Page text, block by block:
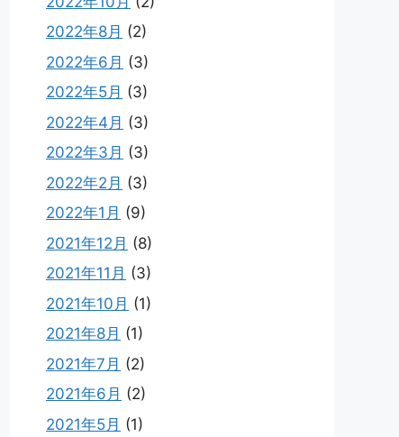
2022年8月 (2)
2022年6月 (3)
2022年5月 (3)
2022年4月 (3)
2022年3月 (3)
2022年2月 (3)
2022年1月 (9)
2021年12月 (8)
2021年11月 (3)
2021年10月 (1)
2021年8月 (1)
2021年7月 (2)
2021年6月 (2)
2021年5月 (1)